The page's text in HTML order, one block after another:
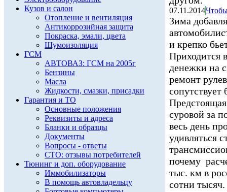
Кузов и салон
Отопление и вентиляция
Антикоррозийная защита
Покраска, эмали, цвета
Шумоизоляция
ГСМ
АВТОВАЗ: ГСМ на 2005г
Бензины
Масла
Жидкости, смазки, присадки
Гарантия и ТО
Основные положения
Реквизиты и адреса
Бланки и образцы
Документы
Вопросы - ответы
СТО: отзывы потребителей
Тюнинг и доп. оборудование
Иммобилизаторы
В помощь автовладельцу
07.11.2014
Зима
и крепко
Приходится
денежки на
ремонт
суровой за
весь день
удивляться
почему
тыс. км в
сотни